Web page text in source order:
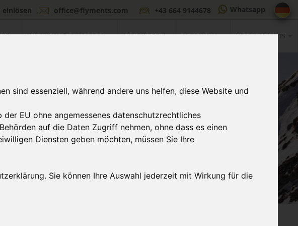
sind essenziell, während andere uns helfen, diese Website und
EU ohne angemessenes datenschutzrechtliches
auf die Daten Zugriff nehmen, ohne dass es einen
Diensten geben möchten, müssen Sie Ihre
Sie können Ihre Auswahl jederzeit mit Wirkung für die
office@flyments.com +43 664 9144678 Whatsapp
INDIVIDUELLES ANGEBOT ABFLUGORTE GUTSCHEIN ÜBER FLYMENTS